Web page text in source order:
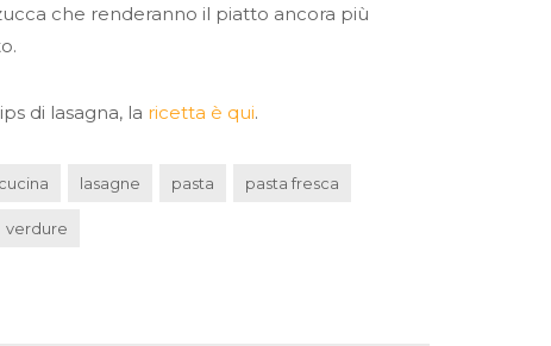
che renderanno il piatto ancora più
di lasagna, la ricetta è qui.
lasagne pasta pasta fresca
verdure